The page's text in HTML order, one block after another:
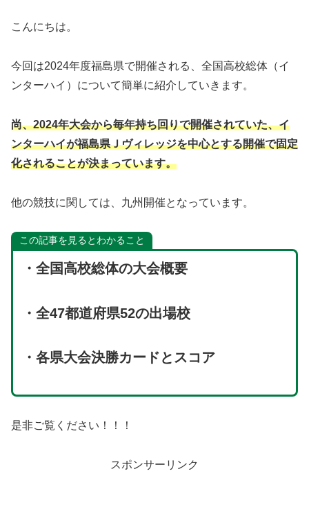
こんにちは。
今回は2024年度福島県で開催される、全国高校総体（イ
ンターハイ）について簡単に紹介していきます。
尚、2024年大会から毎年持ち回りで開催されていた、イ
ンターハイが福島県Ｊヴィレッジを中心とする開催で固定
化されることが決まっています。
他の競技に関しては、九州開催となっています。
この記事を見るとわかること
・全国高校総体の大会概要
・全47都道府県52の出場校
・各県大会決勝カードとスコア
是非ご覧ください！！！
スポンサーリンク